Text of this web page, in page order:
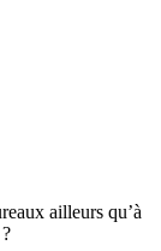
ailleurs qu’à